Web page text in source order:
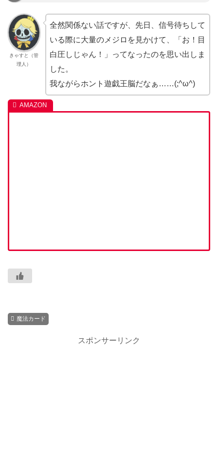
きゃすと（管
理人）
全然関係ない話ですが、先日、信号待ちして
いる際に大量のメジロを見かけて、「お！目
白圧しじゃん！」ってなったのを思い出しま
した。
我ながらホント遊戯王脳だなぁ……(;^ω^)
魔法カード
スポンサーリンク